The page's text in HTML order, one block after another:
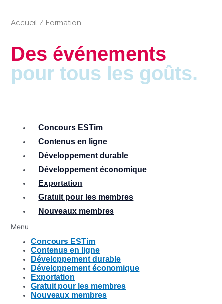
Accueil / Formation
Des événements
pour tous les goûts.
Concours ESTim
Contenus en ligne
Développement durable
Développement économique
Exportation
Gratuit pour les membres
Nouveaux membres
Menu
Concours ESTim
Contenus en ligne
Développement durable
Développement économique
Exportation
Gratuit pour les membres
Nouveaux membres